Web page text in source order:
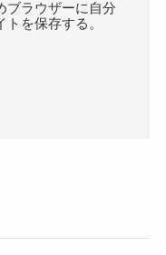
ブラウザーに自分
を保存する。